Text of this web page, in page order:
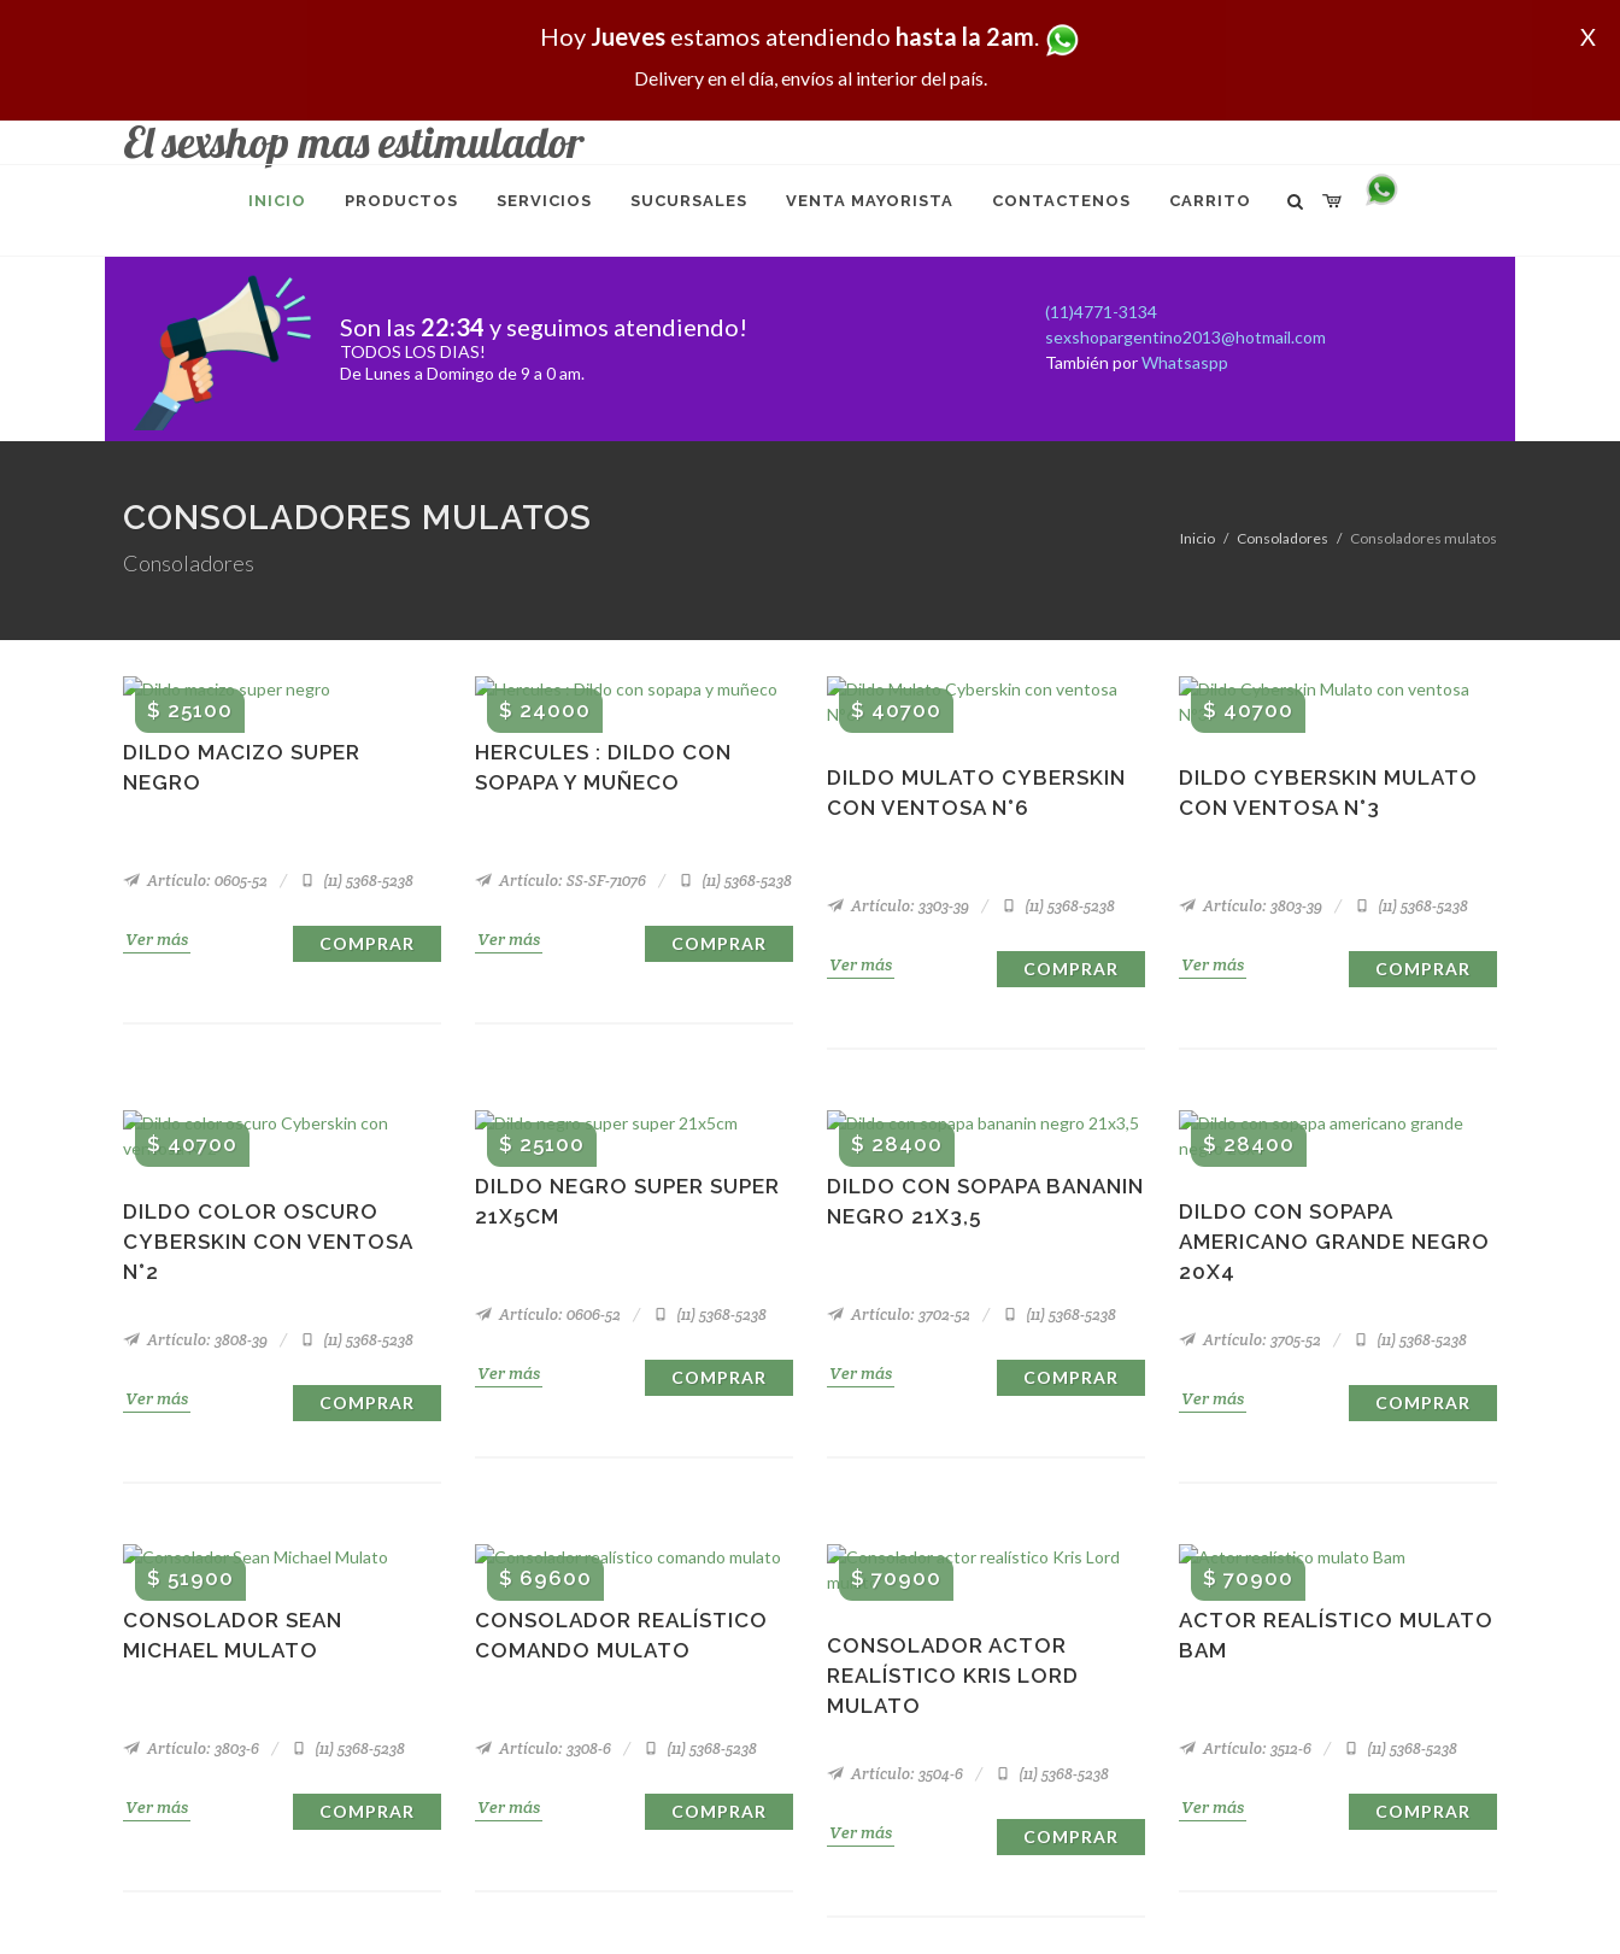
X
Hoy Jueves estamos atendiendo hasta la 2am.
Delivery en el día, envíos al interior del país.
El sexshop mas estimulador
INICIO PRODUCTOS SERVICIOS SUCURSALES VENTA MAYORISTA CONTACTENOS CARRITO
Son las 22:34 y seguimos atendiendo!
TODOS LOS DIAS!
De Lunes a Domingo de 9 a 0 am.
(11)4771-3134
sexshopargentino2013@hotmail.com
También porWhatsaspp
CONSOLADORES MULATOS
Consoladores
Inicio Consoladores Consoladores mulatos
DILDO MACIZO SUPER
NEGRO
$ 25100
Artículo: 0605-52 (11) 5368-5238
Ver más COMPRAR
HERCULES : DILDO CON
SOPAPA Y MUÑECO
$ 24000
Artículo: SS-SF-71076 (11) 5368-5238
Ver más COMPRAR
DILDO MULATO CYBERSKIN
CON VENTOSA N°6
$ 40700
Artículo: 3303-39 (11) 5368-5238
Ver más COMPRAR
DILDO CYBERSKIN MULATO
CON VENTOSA N°3
$ 40700
Artículo: 3803-39 (11) 5368-5238
Ver más COMPRAR
DILDO COLOR OSCURO
CYBERSKIN CON VENTOSA
N°2
$ 40700
Artículo: 3808-39 (11) 5368-5238
Ver más COMPRAR
DILDO NEGRO SUPER SUPER
21X5CM
$ 25100
Artículo: 0606-52 (11) 5368-5238
Ver más COMPRAR
DILDO CON SOPAPA BANANIN
NEGRO 21X3,5
$ 28400
Artículo: 3702-52 (11) 5368-5238
Ver más COMPRAR
DILDO CON SOPAPA
AMERICANO GRANDE NEGRO
20X4
$ 28400
Artículo: 3705-52 (11) 5368-5238
Ver más COMPRAR
CONSOLADOR SEAN
MICHAEL MULATO
$ 51900
Artículo: 3803-6 (11) 5368-5238
Ver más COMPRAR
CONSOLADOR REALÍSTICO
COMANDO MULATO
$ 69600
Artículo: 3308-6 (11) 5368-5238
Ver más COMPRAR
CONSOLADOR ACTOR
REALÍSTICO KRIS LORD
MULATO
$ 70900
Artículo: 3504-6 (11) 5368-5238
Ver más COMPRAR
ACTOR REALÍSTICO MULATO
BAM
$ 70900
Artículo: 3512-6 (11) 5368-5238
Ver más COMPRAR